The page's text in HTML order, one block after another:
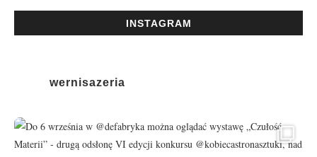
INSTAGRAM
wernisazeria